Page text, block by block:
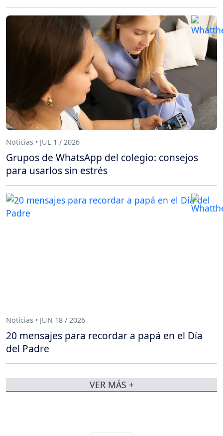
Noticias • JUL 1 / 2026
Grupos de WhatsApp del colegio: consejos
para usarlos sin estrés
Noticias • JUN 18 / 2026
20 mensajes para recordar a papá en el Día
del Padre
VER MÁS +